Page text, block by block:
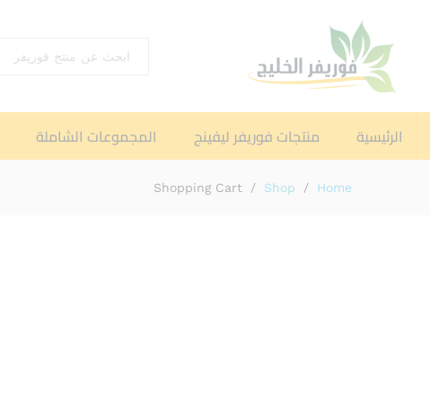
اختر القسم
الرئيسية منتجات فوريفر ليفينج المجموعات الشاملة
Home
/
Shop
/
Shopping Cart